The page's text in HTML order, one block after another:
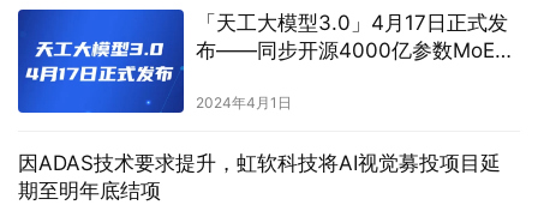
「天工大模型3.0」4月17日正式发
布——同步开源4000亿参数MoE超
2024年4月1日
因ADAS技术要求提升，虹软科技将AI视觉募投项目延
期至明年底结项